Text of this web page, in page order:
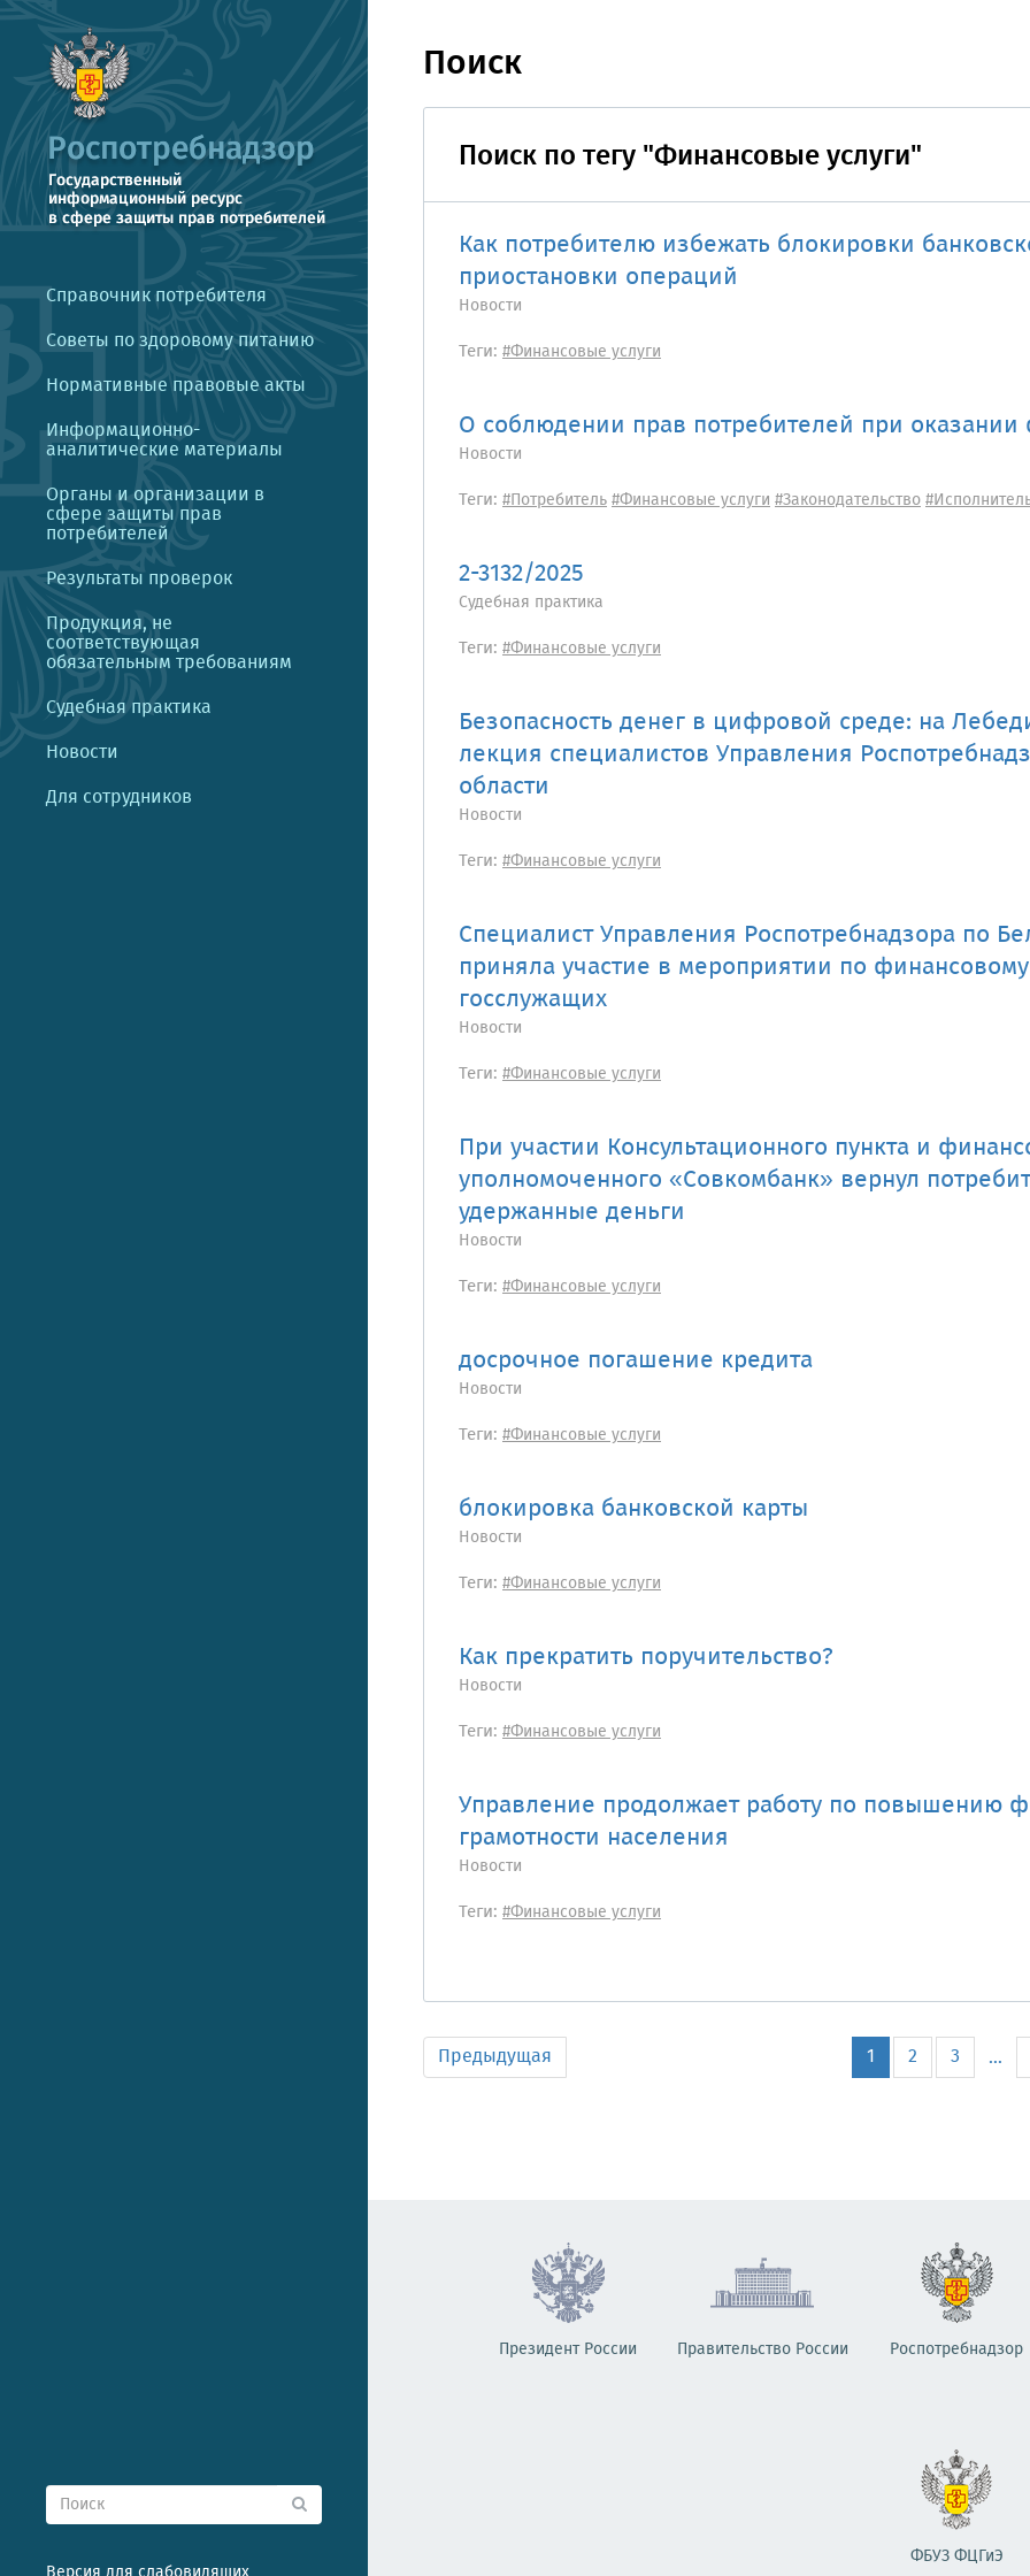
Справочник потребителя
Советы по здоровому питанию
Нормативные правовые акты
Информационно-
аналитические материалы
Органы и организации в
сфере защиты прав
потребителей
Результаты проверок
Продукция, не
соответствующая
обязательным требованиям
Судебная практика
Новости
Для сотрудников
Поиск
Поиск по тегу "Финансовые услуги"
Как потребителю избежать блокировки
приостановки операций
Новости
Теги: #Финансовые услуги
О соблюдении прав потребителей при оказании
Новости
Теги: #Потребитель#Финансовые услуги#Законодательство
2-3132/2025
Судебная практика
Теги: #Финансовые услуги
Безопасность денег в цифровой среде: на
лекция специалистов Управления
области
Новости
Теги: #Финансовые услуги
Специалист Управления Роспотребнадзора по
приняла участие в мероприятии по
госслужащих
Новости
Теги: #Финансовые услуги
При участии Консультационного пункта и
уполномоченного «Совкомбанк» вернул
удержанные деньги
Новости
Теги: #Финансовые услуги
досрочное погашение кредита
Новости
Теги: #Финансовые услуги
блокировка банковской карты
Новости
Теги: #Финансовые услуги
Как прекратить поручительство?
Новости
Теги: #Финансовые услуги
Управление продолжает работу по повышению
грамотности населения
Новости
Теги: #Финансовые услуги
Предыдущая 1 2 3 ...
Президент России Правительство России Роспотребнадзор
ФБУЗ ФЦГиЭ